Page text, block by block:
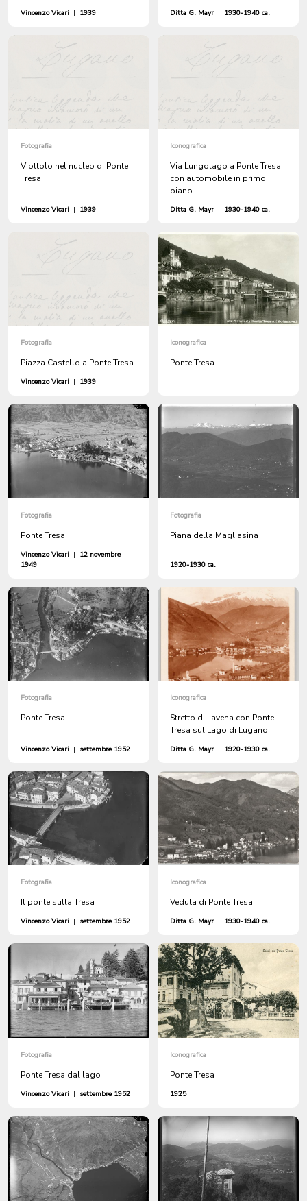
Vincenzo Vicari | 1939 Ditta G. Mayr | 1930-1940 ca.
Fotografia
Viottolo nel nucleo di Ponte
Tresa
Vincenzo Vicari | 1939
Iconografica
Via Lungolago a Ponte Tresa
con automobile in primo
piano
Ditta G. Mayr | 1930-1940 ca.
Fotografia
Piazza Castello a Ponte Tresa
Vincenzo Vicari | 1939
Iconografica
Ponte Tresa
Fotografia
Ponte Tresa
Vincenzo Vicari | 12 novembre
1949
Fotografia
Piana della Magliasina
1920-1930 ca.
Fotografia
Ponte Tresa
Vincenzo Vicari | settembre 1952
Iconografica
Stretto di Lavena con Ponte
Tresa sul Lago di Lugano
Ditta G. Mayr | 1920-1930 ca.
Fotografia
Il ponte sulla Tresa
Vincenzo Vicari | settembre 1952
Iconografica
Veduta di Ponte Tresa
Ditta G. Mayr | 1930-1940 ca.
Fotografia
Ponte Tresa dal lago
Vincenzo Vicari | settembre 1952
Iconografica
Ponte Tresa
1925